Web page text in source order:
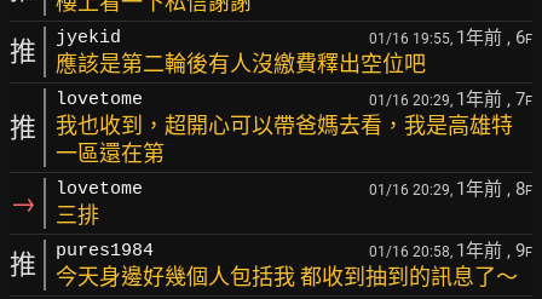
推 jyekid 01/16 19:55, 1年前 , 6F
應該是第二輪後有人沒繳費釋出空位吧
推
lovetome 01/16 20:29, 1年前 , 7F
我也收到，超開心可以帶爸媽去看，我是高雄特
一區還在第
→ lovetome 01/16 20:29, 1年前 , 8F
三排
推 pures1984 01/16 20:58, 1年前 , 9F
今天身邊好幾個人包括我 都收到抽到的訊息了～